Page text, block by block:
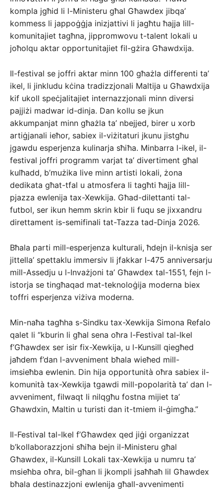
kompla jgħid li l-Ministeru għal Għawdex jibqa’
kommess li jappoġġja inizjattivi li jagħtu ħajja lill-
komunitajiet tagħna, jippromwovu t-talent lokali u
joħolqu aktar opportunitajiet fil-gżira Għawdxija.
Il-festival se joffri aktar minn 100 għażla differenti ta’
ikel, li jinkludu kċina tradizzjonali Maltija u Għawdxija
kif ukoll speċjalitajiet internazzjonali minn diversi
pajjiżi madwar id-dinja. Dan kollu se jkun
akkumpanjat minn għażla ta’ nbejjed, birer u xorb
artiġjanali ieħor, sabiex il-viżitaturi jkunu jistgħu
jgawdu esperjenza kulinarja sħiħa. Minbarra l-ikel, il-
festival joffri programm varjat ta’ divertiment għal
kulħadd, b’mużika live minn artisti lokali, żona
dedikata għat-tfal u atmosfera li tagħti ħajja lill-
pjazza ewlenija tax-Xewkija. Għad-dilettanti tal-
futbol, ser ikun hemm skrin kbir li fuqu se jixxandru
direttament is-semifinali tat-Tazza tad-Dinja 2026.
Bħala parti mill-esperjenza kulturali, ħdejn il-knisja ser
jittella’ spettaklu immersiv li jfakkar l-475 anniversarju
mill-Assedju u l-Invażjoni ta’ Għawdex tal-1551, fejn l-
istorja se tingħaqad mat-teknoloġija moderna biex
toffri esperjenza viżiva moderna.
Min-naħa tagħha s-Sindku tax-Xewkija Simona Refalo
qalet li “kburin li għal sena oħra l-Festival tal-Ikel
f’Għawdex ser isir fix-Xewkija, u l-Kunsill qiegħed
jaħdem f’dan l-avveniment bħala wieħed mill-
imsieħba ewlenin. Din hija opportunità oħra sabiex il-
komunità tax-Xewkija tgawdi mill-popolarità ta’ dan l-
avveniment, filwaqt li nilqgħu fostna mijiet ta’
Għawdxin, Maltin u turisti dan it-tmiem il-ġimgħa.”
Il-Festival tal-Ikel f’Għawdex qed jiġi organizzat
b’kollaborazzjoni sħiħa bejn il-Ministeru għal
Għawdex, il-Kunsill Lokali tax-Xewkija u numru ta’
msieħba oħra, bil-għan li jkompli jsaħħaħ lil Għawdex
bħala destinazzjoni ewlenija għall-avvenimenti